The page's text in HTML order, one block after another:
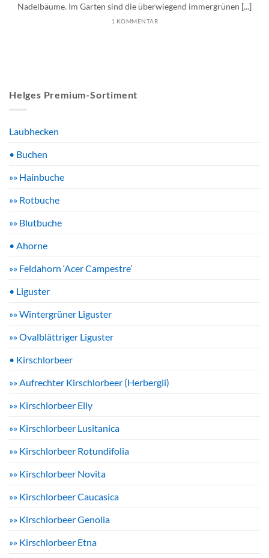
Nadelbäume. Im Garten sind die überwiegend immergrünen [...]
1 KOMMENTAR
Helges Premium-Sortiment
Laubhecken
• Buchen
»» Hainbuche
»» Rotbuche
»» Blutbuche
• Ahorne
»» Feldahorn ‘Acer Campestre’
• Liguster
»» Wintergrüner Liguster
»» Ovalblättriger Liguster
• Kirschlorbeer
»» Aufrechter Kirschlorbeer (Herbergii)
»» Kirschlorbeer Elly
»» Kirschlorbeer Lusitanica
»» Kirschlorbeer Rotundifolia
»» Kirschlorbeer Novita
»» Kirschlorbeer Caucasica
»» Kirschlorbeer Genolia
»» Kirschlorbeer Etna